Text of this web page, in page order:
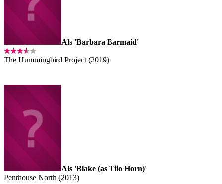
Als 'Barbara Barmaid'
The Hummingbird Project (2019)
Als 'Blake (as Tiio Horn)'
Penthouse North (2013)